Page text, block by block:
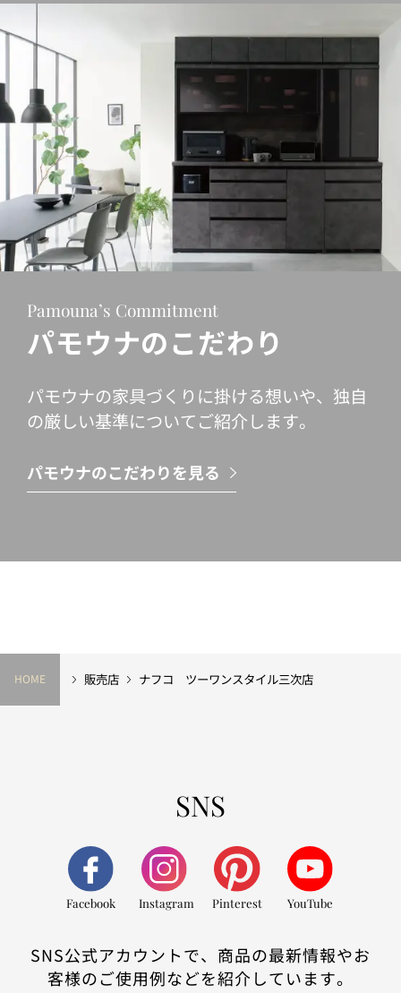
Pamouna’s Commitment
パモウナのこだわり
パモウナの家具づくりに掛ける想いや、独自
の厳しい基準についてご紹介します。
パモウナのこだわりを見る
HOME 販売店 ナフコ ツーワンスタイル三次店
SNS
Facebook Instagram Pinterest YouTube
SNS公式アカウントで、商品の最新情報やお
客様のご使用例などを紹介しています。